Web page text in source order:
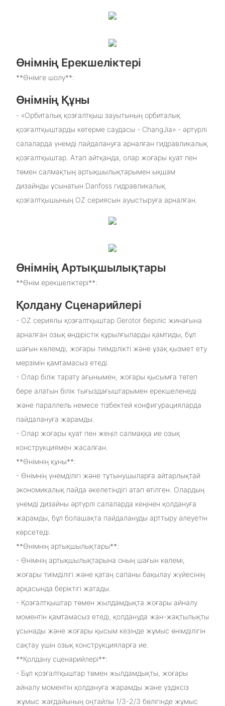
Өнімнің Ерекшеліктері
**Өнімге шолу**:
Өнімнің Құны
- «Орбиталық қозғалтқыш зауытының орбиталық
қозғалтқыштарды көтерме саудасы - ChangJia» - әртүрлі
салаларда үнемді пайдалануға арналған гидравликалық
қозғалтқыштар. Атап айтқанда, олар жоғары қуат пен
төмен салмақтың артықшылықтарымен ықшам
дизайнды ұсынатын Danfoss гидравликалық
қозғалтқышының OZ сериясын ауыстыруға арналған.
Өнімнің Артықшылықтары
**Өнім ерекшеліктері**:
Қолдану Сценарийлері
- OZ сериялы қозғалтқыштар Gerotor беріліс жинағына
арналған озық өндірістік құрылғыларды қамтиды, бұл
шағын көлемді, жоғары тиімділікті және ұзақ қызмет ету
мерзімін қамтамасыз етеді.
- Олар білік тарату ағынымен, жоғары қысымға төтеп
бере алатын білік тығыздағыштарымен ерекшеленеді
және параллель немесе тізбектей конфигурацияларда
пайдалануға жарамды.
- Олар жоғары қуат пен жеңіл салмаққа ие озық
конструкциямен жасалған.
**Өнімнің құны**:
- Өнімнің үнемділігі және тұтынушыларға айтарлықтай
экономикалық пайда әкелетіндігі атап өтілген. Олардың
үнемді дизайны әртүрлі салаларда кеңінен қолдануға
жарамды, бұл болашақта пайдалануды арттыру әлеуетін
көрсетеді.
**Өнімнің артықшылықтары**:
- Өнімнің артықшылықтарына оның шағын көлемі,
жоғары тиімділігі және қатаң сапаны бақылау жүйесінің
арқасында беріктігі жатады.
- Қозғалтқыштар төмен жылдамдықта жоғары айналу
моментін қамтамасыз етеді, қолдануда жан-жақтылықты
ұсынады және жоғары қысым кезінде жұмыс өнімділігін
сақтау үшін озық конструкцияларға ие.
**Қолдану сценарийлері**:
- Бұл қозғалтқыштар төмен жылдамдықты, жоғары
айналу моментін қолдануға жарамды және үздіксіз
жұмыс жағдайының оңтайлы 1/3-2/3 бөлігінде жұмыс